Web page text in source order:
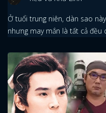
Ở tuổi trung niên, dàn sao
nhưng may mắn là tất cả đều